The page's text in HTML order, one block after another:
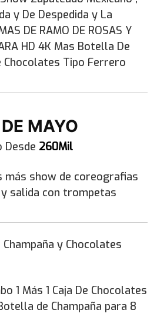
y De Despedida y La
DE RAMO DE ROSAS Y
HD 4K Mas Botella De
Chocolates Tipo Ferrero
MAYO
Desde 260Mil
más show de coreografias
salida con trompetas
Champaña y Chocolates
1 Más 1 Caja De Chocolates
de Champaña para 8